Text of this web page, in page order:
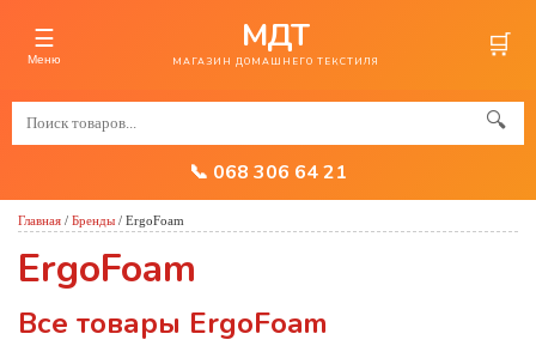
☰
Меню
МДТ
МАГАЗИН ДОМАШНЕГО ТЕКСТИЛЯ 🛒
🔍
📞 068 306 64 21
Главная / Бренды / ErgoFoam
ErgoFoam
Все товары ErgoFoam